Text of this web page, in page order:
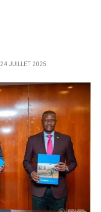
24 JUILLET 2025